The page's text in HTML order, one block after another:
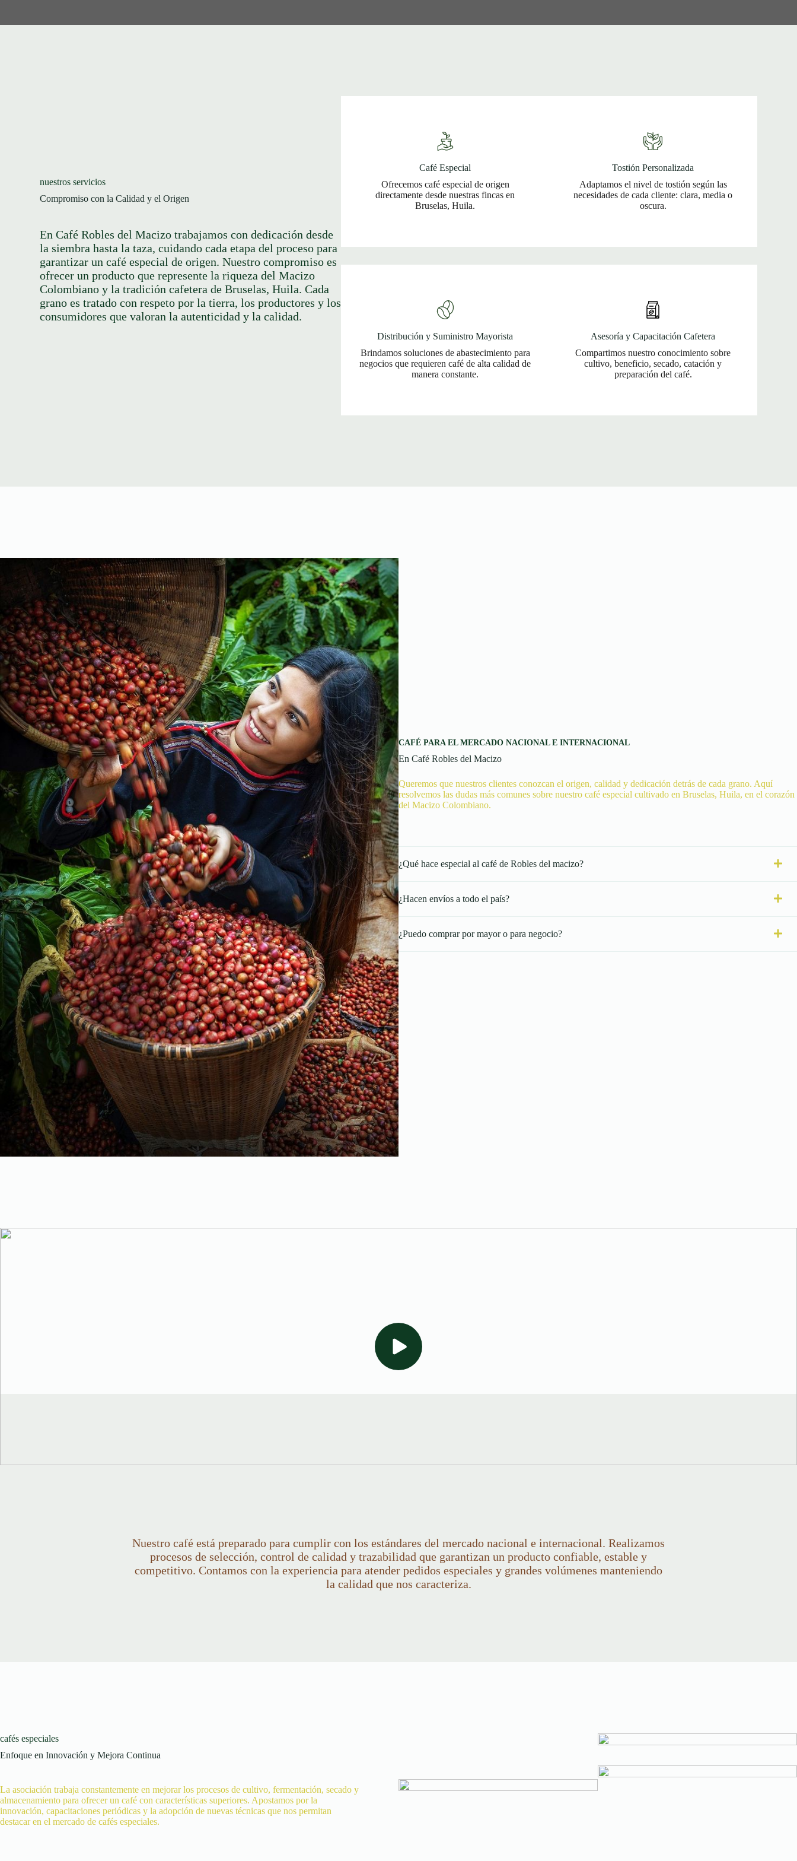
nuestros servicios
Compromiso con la Calidad y el Origen
En Café Robles del Macizo trabajamos con dedicación desde
la siembra hasta la taza, cuidando cada etapa del proceso para
garantizar un café especial de origen. Nuestro compromiso es
ofrecer un producto que represente la riqueza del Macizo
Colombiano y la tradición cafetera de Bruselas, Huila. Cada
grano es tratado con respeto por la tierra, los productores y los
consumidores que valoran la autenticidad y la calidad.
Café Especial
Ofrecemos café especial de origen
directamente desde nuestras fincas en
Bruselas, Huila.
Tostión Personalizada
Adaptamos el nivel de tostión según las
necesidades de cada cliente: clara, media o
oscura.
Distribución y Suministro Mayorista
Brindamos soluciones de abastecimiento para
negocios que requieren café de alta calidad de
manera constante.
Asesoría y Capacitación Cafetera
Compartimos nuestro conocimiento sobre
cultivo, beneficio, secado, catación y
preparación del café.
CAFÉ PARA EL MERCADO NACIONAL E INTERNACIONAL
En Café Robles del Macizo
Queremos que nuestros clientes conozcan el origen, calidad y dedicación detrás de cada grano. Aquí
resolvemos las dudas más comunes sobre nuestro café especial cultivado en Bruselas, Huila, en el corazón
del Macizo Colombiano.
¿Qué hace especial al café de Robles del macizo?
¿Hacen envíos a todo el país?
¿Puedo comprar por mayor o para negocio?
Nuestro café está preparado para cumplir con los estándares del mercado nacional e internacional. Realizamos
procesos de selección, control de calidad y trazabilidad que garantizan un producto confiable, estable y
competitivo. Contamos con la experiencia para atender pedidos especiales y grandes volúmenes manteniendo
la calidad que nos caracteriza.
cafés especiales
Enfoque en Innovación y Mejora Continua
La asociación trabaja constantemente en mejorar los procesos de cultivo, fermentación, secado y
almacenamiento para ofrecer un café con características superiores. Apostamos por la
innovación, capacitaciones periódicas y la adopción de nuevas técnicas que nos permitan
destacar en el mercado de cafés especiales.